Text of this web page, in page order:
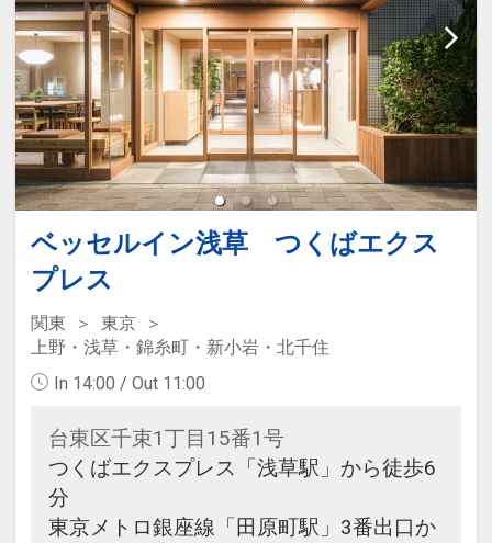
ベッセルイン浅草 つくばエクス
プレス
関東
東京
上野・浅草・錦糸町・新小岩・北千住
In 14:00 / Out 11:00
台東区千束1丁目15番1号
つくばエクスプレス「浅草駅」から徒歩6
分
東京メトロ銀座線「田原町駅」3番出口か